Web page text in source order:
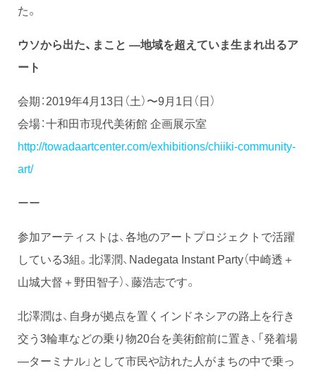
た。
ウソから出た、まこと ―地域を超えていま生まれ出るア
ート
会期：2019年4月13日（土）〜9月1日（日）
会場：十和田市現代美術館 企画展示室
http://towadaartcenter.com/exhibitions/chiiki-community-
art/
ーー
参加アーティストは、各地のアートプロジェクトで活躍
している3組。北澤潤、Nadegata Instant Party（中崎透＋
山城大督＋野田智子）、藤浩志です。
北澤潤は、自身が拠点を置くインドネシアの路上を行き
交う3輪車などの乗り物20台を美術館前に置き、「発着場
―ターミナル」として市民や訪れた人がまちの中で乗っ